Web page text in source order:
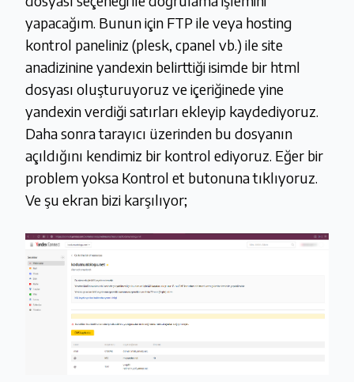
yapacağım. Bunun için FTP ile veya hosting
kontrol paneliniz (plesk, cpanel vb.) ile site
anadizinine yandexin belirttiği isimde bir html
dosyası oluşturuyoruz ve içeriğinede yine
yandexin verdiği satırları ekleyip kaydediyoruz.
Daha sonra tarayıcı üzerinden bu dosyanın
açıldığını kendimiz bir kontrol ediyoruz. Eğer bir
problem yoksa Kontrol et butonuna tıklıyoruz.
Ve şu ekran bizi karşılıyor;